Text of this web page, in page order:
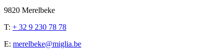
9820 Merelbeke
T: + 32 9 230 78 78
E: merelbeke@miglia.be